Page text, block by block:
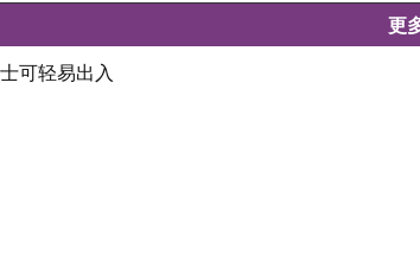
更
可轻易出入